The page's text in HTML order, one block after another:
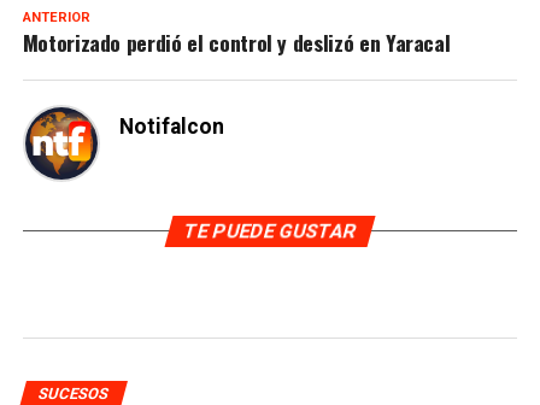
ANTERIOR
Motorizado perdió el control y deslizó en Yaracal
Notifalcon
TE PUEDE GUSTAR
SUCESOS